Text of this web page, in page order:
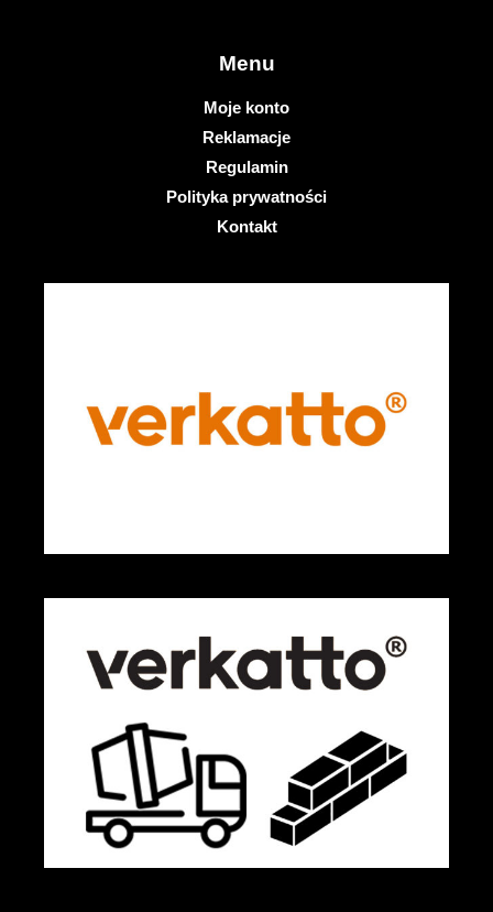
Menu
Moje konto
Reklamacje
Regulamin
Polityka prywatności
Kontakt